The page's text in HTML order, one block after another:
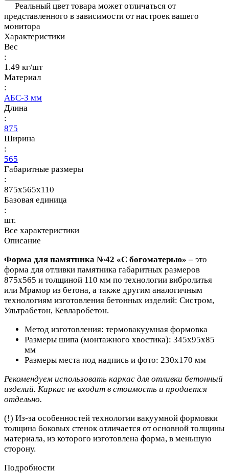
Реальный цвет товара может отличаться от
представленного в зависимости от настроек вашего
монитора
Характеристики
Вес
:
1.49 кг/шт
Материал
:
АБС-3 мм
Длина
:
875
Ширина
:
565
Габаритные размеры
:
875x565x110
Базовая единица
:
шт.
Все характеристики
Описание
Форма для памятника №42 «С богоматерью» – это
форма для отливки памятника габаритных размеров
875х565 и толщиной 110 мм по технологии вибролитья
или Мрамор из бетона, а также другим аналогичным
технологиям изготовления бетонных изделий: Систром,
Ультрабетон, Кевларобетон.
Метод изготовления: термовакуумная формовка
Размеры шипа (монтажного хвостика): 345х95х85
мм
Размеры места под надпись и фото: 230х170 мм
Рекомендуем использовать каркас для отливки бетонный
изделий. Каркас не входит в стоимость и продается
отдельно.
(!) Из-за особенностей технологии вакуумной формовки
толщина боковых стенок отличается от основной толщины
материала, из которого изготовлена форма, в меньшую
сторону.
Подробности